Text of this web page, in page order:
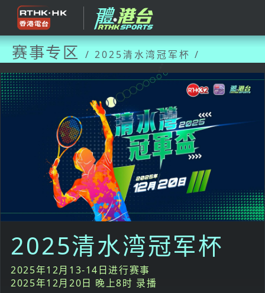
赛事专区 / 2025清水湾冠军杯 /
2025清水湾冠军杯
2025年12月13-14日进行赛事
2025年12月20日 晚上8时 录播